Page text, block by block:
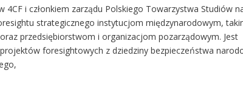
i członkiem zarządu Polskiego Towarzystwa Studiów
strategicznego instytucjom międzynarodowym,
przedsiębiorstwom i organizacjom pozarządowym. Jest
foresightowych z dziedziny bezpieczeństwa